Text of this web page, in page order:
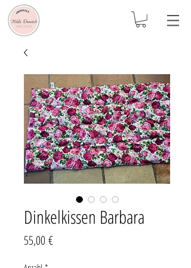
Dinkelkissen Barbara
55,00 €Preis